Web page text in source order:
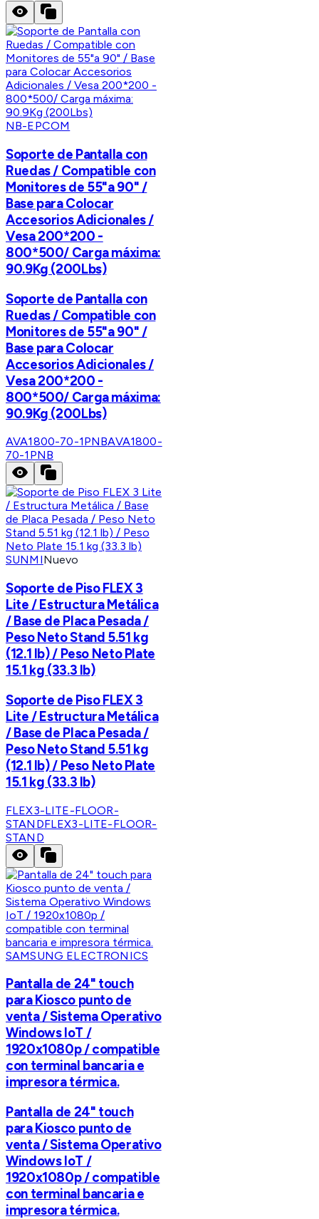
NB-EPCOM
Soporte de Pantalla con
Ruedas / Compatible con
Monitores de 55"a 90" /
Base para Colocar
Accesorios Adicionales /
Vesa 200*200 -
800*500/ Carga máxima:
90.9Kg (200Lbs)
Soporte de Pantalla con
Ruedas / Compatible con
Monitores de 55"a 90" /
Base para Colocar
Accesorios Adicionales /
Vesa 200*200 -
800*500/ Carga máxima:
90.9Kg (200Lbs)
AVA1800-70-1PNBAVA1800-
70-1PNB
SUNMINuevo
Soporte de Piso FLEX 3
Lite / Estructura Metálica
/ Base de Placa Pesada /
Peso Neto Stand 5.51 kg
(12.1 lb) / Peso Neto Plate
15.1 kg (33.3 lb)
Soporte de Piso FLEX 3
Lite / Estructura Metálica
/ Base de Placa Pesada /
Peso Neto Stand 5.51 kg
(12.1 lb) / Peso Neto Plate
15.1 kg (33.3 lb)
FLEX3-LITE-FLOOR-
STANDFLEX3-LITE-FLOOR-
STAND
SAMSUNG ELECTRONICS
Pantalla de 24" touch
para Kiosco punto de
venta / Sistema Operativo
Windows IoT /
1920x1080p / compatible
con terminal bancaria e
impresora térmica.
Pantalla de 24" touch
para Kiosco punto de
venta / Sistema Operativo
Windows IoT /
1920x1080p / compatible
con terminal bancaria e
impresora térmica.